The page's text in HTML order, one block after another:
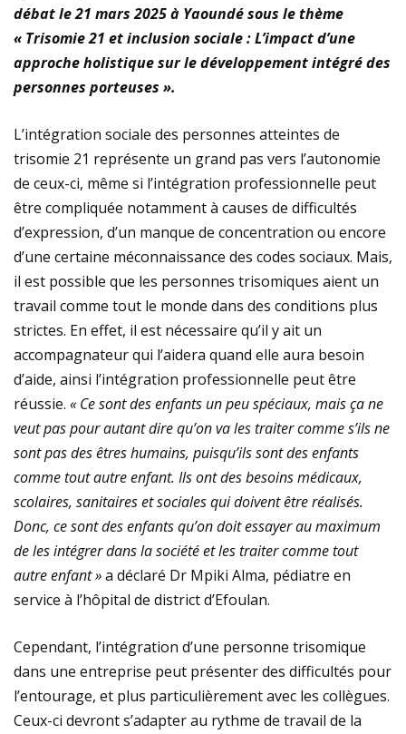
débat le 21 mars 2025 à Yaoundé sous le thème
« Trisomie 21 et inclusion sociale : L’impact d’une
approche holistique sur le développement intégré des
personnes porteuses ».
L’intégration sociale des personnes atteintes de
trisomie 21 représente un grand pas vers l’autonomie
de ceux-ci, même si l’intégration professionnelle peut
être compliquée notamment à causes de difficultés
d’expression, d’un manque de concentration ou encore
d’une certaine méconnaissance des codes sociaux. Mais,
il est possible que les personnes trisomiques aient un
travail comme tout le monde dans des conditions plus
strictes. En effet, il est nécessaire qu’il y ait un
accompagnateur qui l’aidera quand elle aura besoin
d’aide, ainsi l’intégration professionnelle peut être
réussie. « Ce sont des enfants un peu spéciaux, mais ça ne
veut pas pour autant dire qu’on va les traiter comme s’ils ne
sont pas des êtres humains, puisqu’ils sont des enfants
comme tout autre enfant. Ils ont des besoins médicaux,
scolaires, sanitaires et sociales qui doivent être réalisés.
Donc, ce sont des enfants qu’on doit essayer au maximum
de les intégrer dans la société et les traiter comme tout
autre enfant »a déclaré Dr Mpiki Alma, pédiatre en
service à l’hôpital de district d’Efoulan.
Cependant, l’intégration d’une personne trisomique
dans une entreprise peut présenter des difficultés pour
l’entourage, et plus particulièrement avec les collègues.
Ceux-ci devront s’adapter au rythme de travail de la